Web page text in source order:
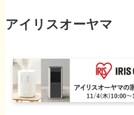
アイリスオーヤマ